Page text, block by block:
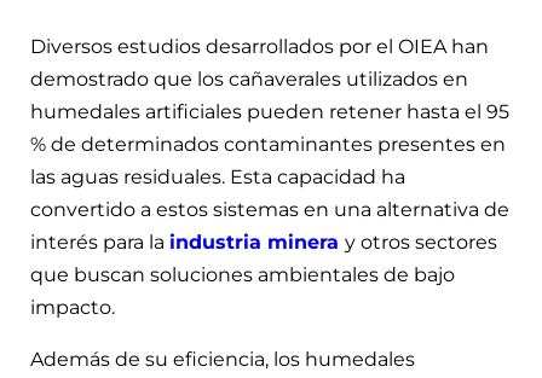
Diversos estudios desarrollados por el OIEA han
demostrado que los cañaverales utilizados en
humedales artificiales pueden retener hasta el 95
% de determinados contaminantes presentes en
las aguas residuales. Esta capacidad ha
convertido a estos sistemas en una alternativa de
interés para la industria minera y otros sectores
que buscan soluciones ambientales de bajo
impacto.
Además de su eficiencia, los humedales